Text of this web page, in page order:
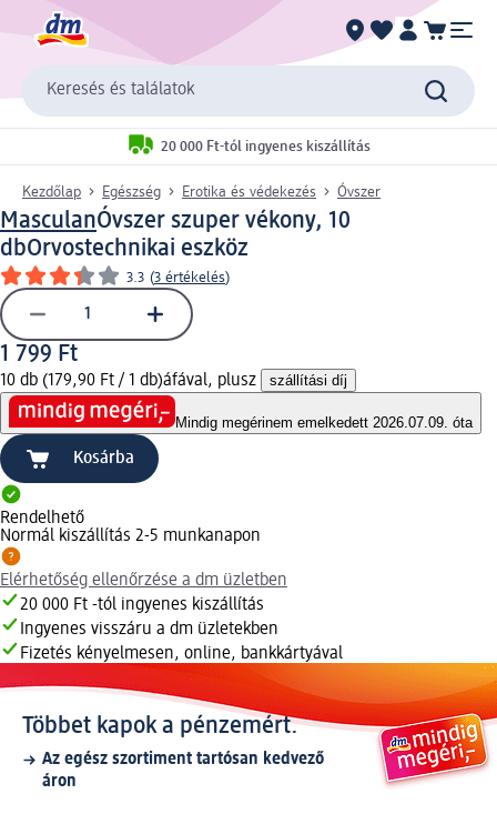
Keresés és találatok
20 000 Ft-tól ingyenes kiszállítás
Kezdőlap Egészség Erotika és védekezés Óvszer
MasculanÓvszer szuper vékony, 10
dbOrvostechnikai eszköz
3.3 (3 értékelés)
1 799 Ft
10 db (179,90 Ft / 1 db)áfával, plusz szállítási díj
Mindig megérinem emelkedett 2026.07.09. óta
Kosárba
Rendelhető
Normál kiszállítás 2-5 munkanapon
Elérhetőség ellenőrzése a dm üzletben
20 000 Ft -tól ingyenes kiszállítás
Ingyenes visszáru a dm üzletekben
Fizetés kényelmesen, online, bankkártyával
Többet kapok a pénzemért.
Az egész szortiment tartósan kedvező
áron